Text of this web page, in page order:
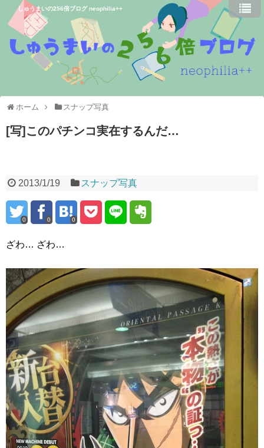
しゅうまいの256倍ブログ neophilia++
ホーム スナップ写真
[写]このパチンコ実在するんだ…
2013/1/19 スナップ写真
0 0 0
ざわ… ざわ…